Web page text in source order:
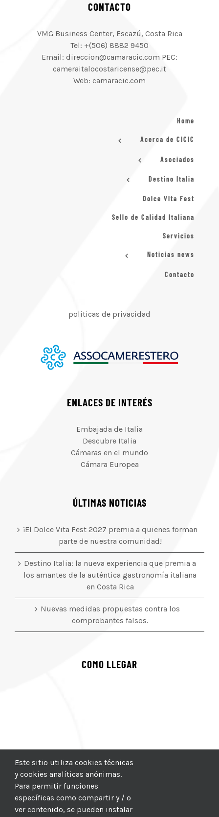
CONTACTO
VMG Business Center, Escazú, Costa Rica
Tel: +(506) 8882 9450
Email: direccion@camaracic.com PEC:
cameraitalocostaricense@pec.it
Web: camaracic.com
Home
Acerca de CICIC
Asociados
Destino Italia
Dolce VIta Fest
Sello de Calidad Italiana
Servicios
Noticias news
Contacto
politicas de privacidad
ENLACES DE INTERÉS
Embajada de Italia
Descubre Italia
Cámaras en el mundo
Cámara Europea
ÚLTIMAS NOTICIAS
¡El Dolce Vita Fest 2027 premia a quienes forman
parte de nuestra comunidad!
Destino Italia: la nueva experiencia que premia a
los amantes de la auténtica gastronomía italiana
en Costa Rica
Nuevas medidas propuestas contra los
comprobantes falsos.
COMO LLEGAR
Este sitio utiliza cookies técnicas
y cookies analíticas anónimas.
Para permitir funciones
específicas como compartir y / o
ver contenido, se pueden instalar